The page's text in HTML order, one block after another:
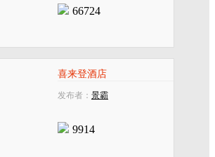
66724
喜来登酒店
发布者： 景霸
9914